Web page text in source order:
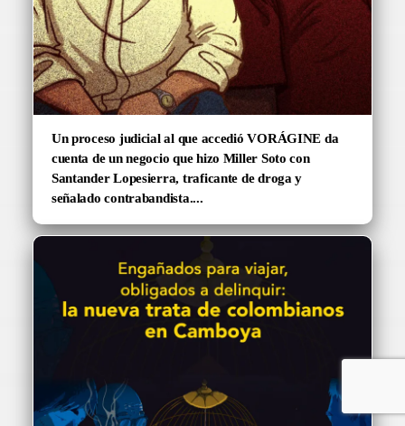
Un proceso judicial al que accedió VORÁGINE da
cuenta de un negocio que hizo Miller Soto con
Santander Lopesierra, traficante de droga y
señalado contrabandista....